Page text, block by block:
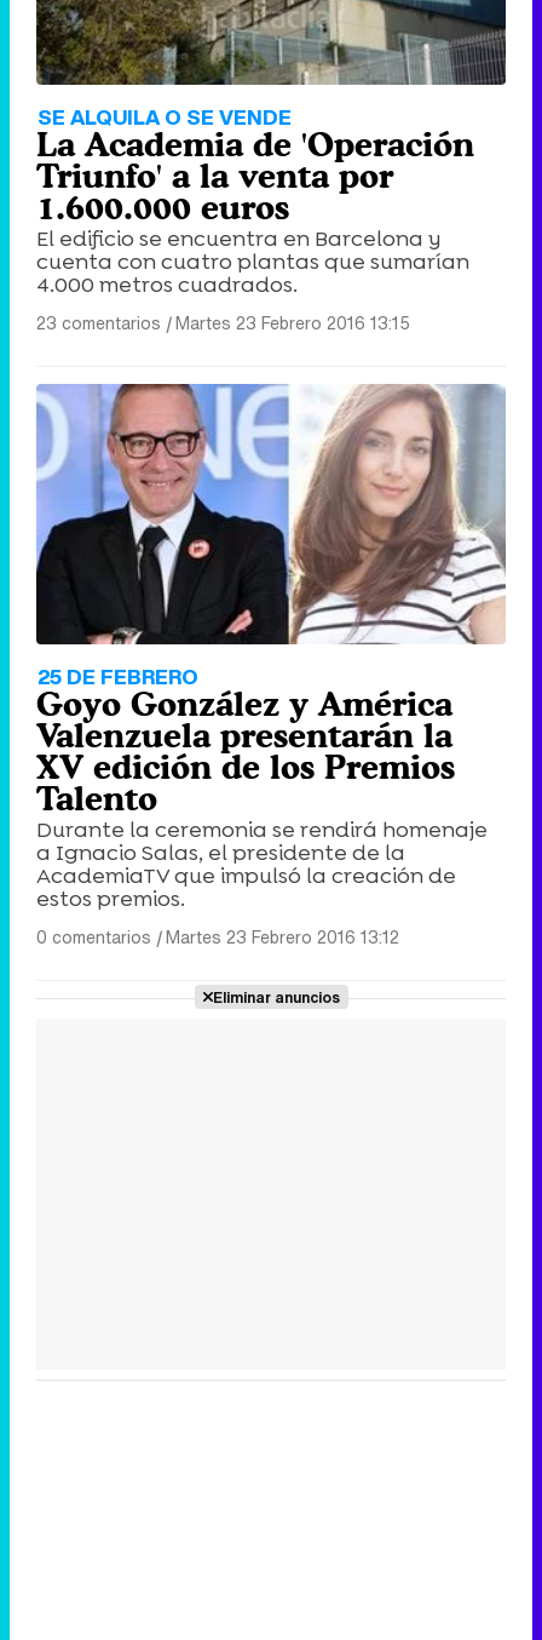
SE ALQUILA O SE VENDE
La Academia de 'Operación
Triunfo' a la venta por
1.600.000 euros
El edificio se encuentra en Barcelona y
cuenta con cuatro plantas que sumarían
4.000 metros cuadrados.
23 comentarios |Martes 23 Febrero 2016 13:15
25 DE FEBRERO
Goyo González y América
Valenzuela presentarán la
XV edición de los Premios
Talento
Durante la ceremonia se rendirá homenaje
a Ignacio Salas, el presidente de la
AcademiaTV que impulsó la creación de
estos premios.
0 comentarios |Martes 23 Febrero 2016 13:12
Eliminar anuncios